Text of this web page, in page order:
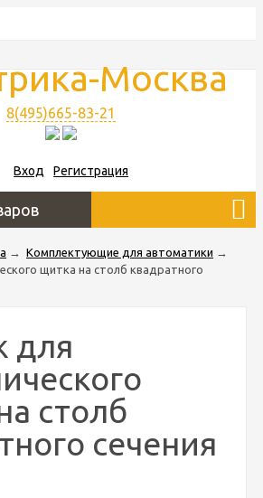
8(495)665-83-21
Вход Регистрация
→ Комплектующие для автоматики →
щитка на столб квадратного
для
столб
сечения